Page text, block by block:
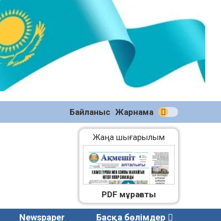
Байланыс Жарнама
Жаңа шығарылым
(2270)
04.08.2026
PDF мұрағаты
Newspaper Басқа бөлімдер